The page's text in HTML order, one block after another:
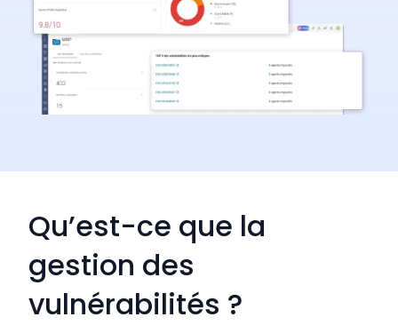
Qu’est-ce que la
gestion des
vulnérabilités ?